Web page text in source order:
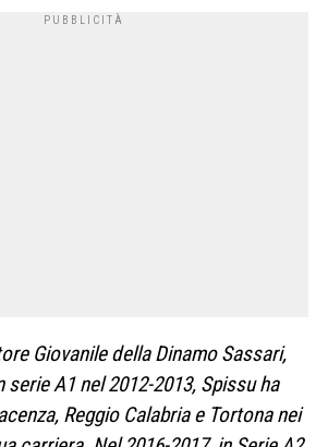
Giovanile della Dinamo Sassari,
A1 nel 2012-2013, Spissu ha
Reggio Calabria e Tortona nei